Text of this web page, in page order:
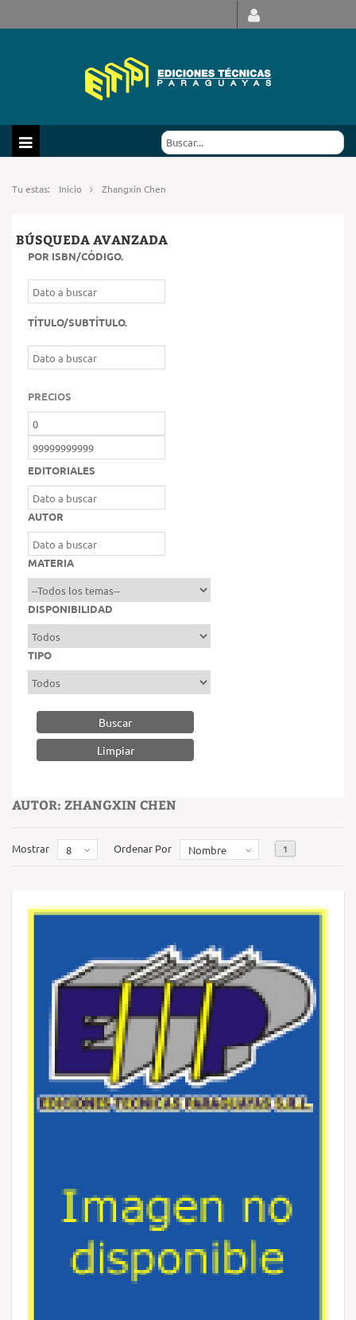
Tu estas: Inicio Zhangxin Chen
BÚSQUEDA AVANZADA
POR ISBN/CÓDIGO.
TÍTULO/SUBTÍTULO.
PRECIOS
EDITORIALES
AUTOR
MATERIA
DISPONIBILIDAD
TIPO
Buscar
AUTOR: ZHANGXIN CHEN
Mostrar 8 Ordenar Por Nombre 1